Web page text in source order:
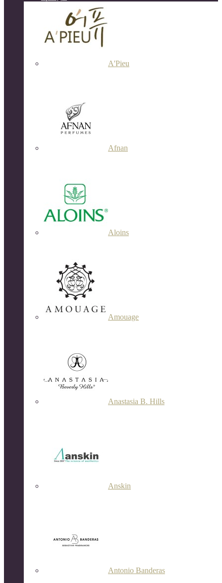
A'Pieu
Afnan
Aloins
Amouage
Anastasia B. Hills
Anskin
Antonio Banderas